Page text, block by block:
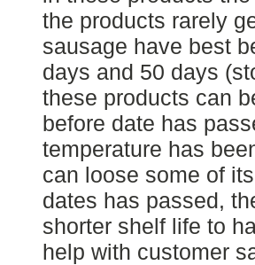
the products rarely
sausage have best
days and 50 days
these products can
before date has
temperature has
can loose some of
dates has passed,
shorter shelf life to
help with customer